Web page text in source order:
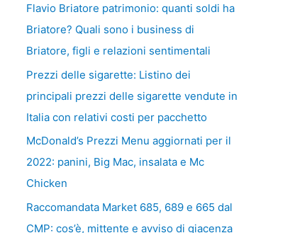
Flavio Briatore patrimonio: quanti soldi ha
Briatore? Quali sono i business di
Briatore, figli e relazioni sentimentali
Prezzi delle sigarette: Listino dei
principali prezzi delle sigarette vendute in
Italia con relativi costi per pacchetto
McDonald’s Prezzi Menu aggiornati per il
2022: panini, Big Mac, insalata e Mc
Chicken
Raccomandata Market 685, 689 e 665 dal
CMP: cos’è, mittente e avviso di giacenza